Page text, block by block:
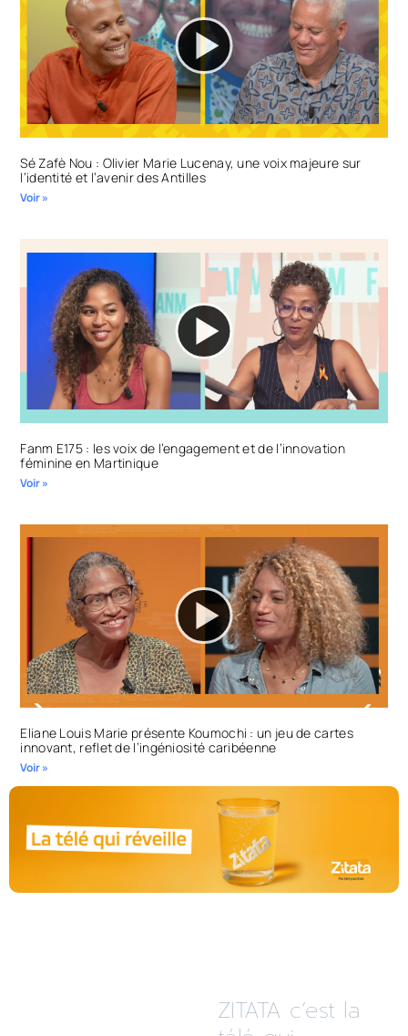
Sé Zafè Nou : Olivier Marie Lucenay, une voix majeure sur
l’identité et l’avenir des Antilles
Voir »
Fanm E175 : les voix de l’engagement et de l’innovation
féminine en Martinique
Voir »
Eliane Louis Marie présente Koumochi : un jeu de cartes
innovant, reflet de l’ingéniosité caribéenne
Voir »
ZITATA c’est la